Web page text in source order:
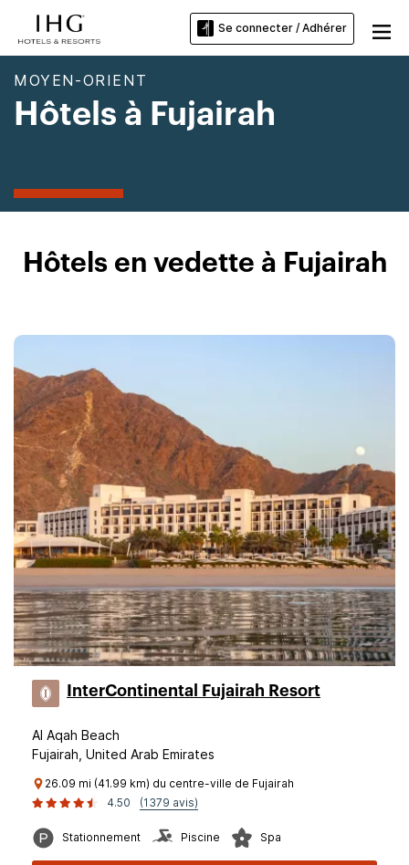
Se connecter / Adhérer
MOYEN-ORIENT
Hôtels à Fujairah
Hôtels en vedette à Fujairah
InterContinental Fujairah Resort
Al Aqah Beach
Fujairah, United Arab Emirates
26.09 mi (41.99 km) du centre-ville de Fujairah
4.50
(1379 avis)
Stationnement Piscine Spa